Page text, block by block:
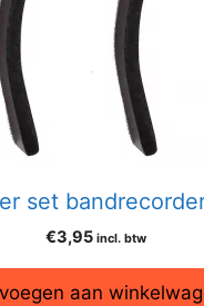
set
€3,95 incl. btw
aan